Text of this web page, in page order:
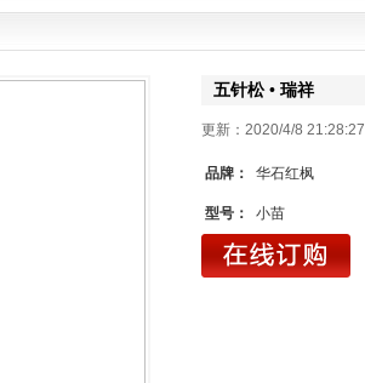
五针松 • 瑞祥
更新：2020/
品牌： 华石红枫
型号： 小苗